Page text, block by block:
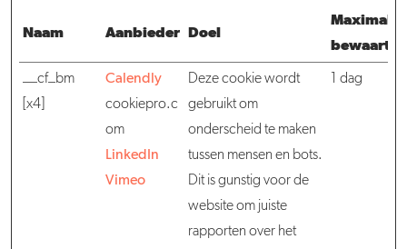
Naam Aanbieder Doel
Maximale
__cf_bm
[x4]
Calendly
cookiepro.c
om
LinkedIn
Vimeo
Deze cookie wordt
gebruikt om
onderscheid te maken
tussen mensen en bots.
Dit is gunstig voor de
website om juiste
rapporten over het
1 dag